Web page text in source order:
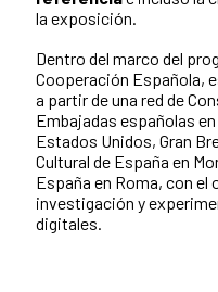
la exposición.
Dentro del marco del
Cooperación Española,
a partir de una red de
Embajadas españolas
Estados Unidos, Gran
Cultural de España en
España en Roma, con el
investigación y
digitales.